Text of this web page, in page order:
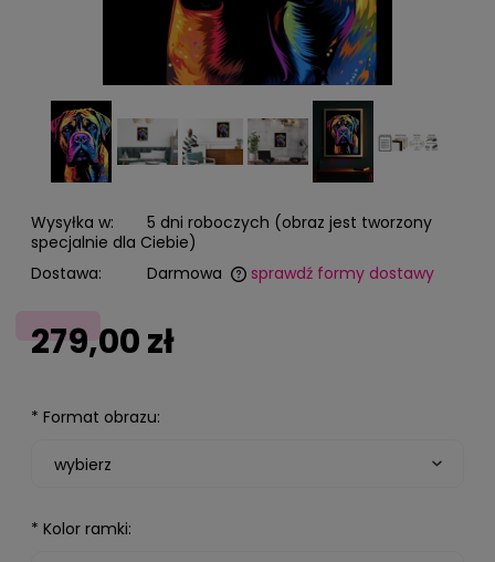
Wysyłka w:
5 dni roboczych (obraz jest tworzony
specjalnie dla Ciebie)
Dostawa:
Darmowa sprawdź formy dostawy
279,00 zł
* Format obrazu:
* Kolor ramki: